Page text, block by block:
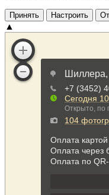
Принять Настроить
▲